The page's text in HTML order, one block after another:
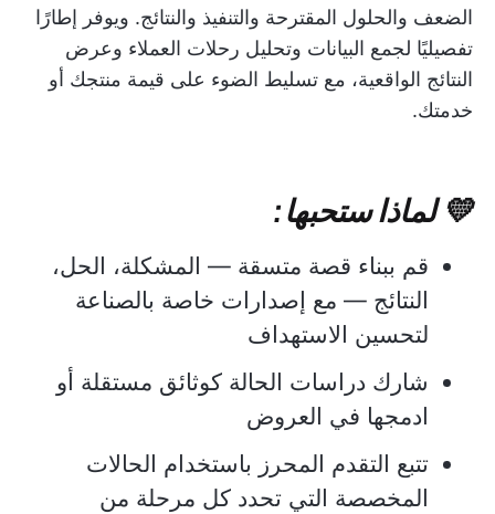
الضعف والحلول المقترحة والتنفيذ والنتائج. ويوفر إطارًا
تفصيليًا لجمع البيانات وتحليل رحلات العملاء وعرض
النتائج الواقعية، مع تسليط الضوء على قيمة منتجك أو
خدمتك.
💛 لماذا ستحبها:
قم ببناء قصة متسقة — المشكلة، الحل،
النتائج — مع إصدارات خاصة بالصناعة
لتحسين الاستهداف
شارك دراسات الحالة كوثائق مستقلة أو
ادمجها في العروض
تتبع التقدم المحرز باستخدام الحالات
المخصصة التي تحدد كل مرحلة من